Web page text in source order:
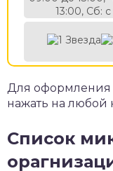
13:00, Сб:
Для оформления
нажать на любой
Список